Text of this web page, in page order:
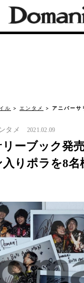
ル エンタメ アニバー
タメ 2021.02.09
ーブック発
りポラを8名